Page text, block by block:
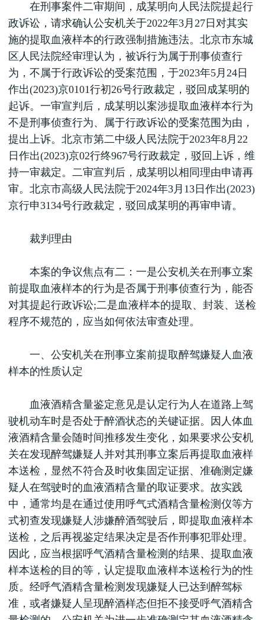
在刑事案件二审期间，成某明向人民法院提起行
政诉讼，请求确认公安机关于2022年3月27日对其实
施的提取血液样本的行政强制措施违法。北京市东城
区人民法院经审理认为，被诉行为属于刑事侦查行
为，不属于行政诉讼的受案范围，于2023年5月24日
作出(2023)京0101行初26号行政裁定，驳回成某明的
起诉。一审宣判后，成某明以案涉提取血液样本行为
不是刑事侦查行为、属于行政诉讼的受案范围为由，
提出上诉。北京市第二中级人民法院于2023年8月22
日作出(2023)京02行终967号行政裁定，驳回上诉，维
持一审裁定。二审宣判后，成某明以相同理由申请再
审。北京市高级人民法院于2024年3月13日作出(2023)
京行申3134号行政裁定，驳回成某明的再审申请。
裁判理由
本案的争议焦点有二：一是公安机关在刑事立案
前提取血液样本的行为是否属于刑事侦查行为，能否
对其提起行政诉讼;二是血液样本的提取、封装、送检
程序不规范的，应当如何依法审查处理。
一、公安机关在刑事立案前提取醉驾嫌疑人血液
样本的性质认定
血液酒精含量鉴定意见是认定行为人在道路上驾
驶机动车时是否处于醉酒状态的关键证据。因人体血
液酒精含量会随时间推移发生变化，如果要求公安机
关在发现醉驾嫌疑人并对其刑事立案后再提取血液样
本送检，显然不符合及时收集固定证据、准确测定嫌
疑人在驾驶时的血液酒精含量的取证要求。故实践
中，通常均是在通过使用呼气式酒精含量检测仪等方
式初查发现嫌疑人涉嫌醉酒驾驶后，即提取血液样本
送检，之后再视鉴定结果决定是否作刑事犯罪处理。
因此，应当根据呼气酒精含量检测的结果、提取血液
样本送检的目的等，认定提取血液样本送检行为的性
质。经呼气酒精含量检测发现嫌疑人已达到醉驾标
准，或者嫌疑人呈现醉酒样态但拒不接受呼气酒精含